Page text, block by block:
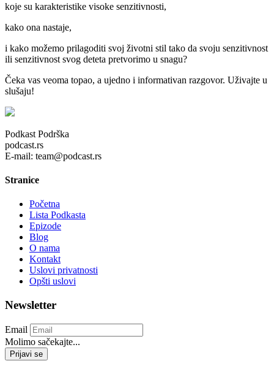
koje su karakteristike visoke senzitivnosti,
kako ona nastaje,
i kako možemo prilagoditi svoj životni stil tako da svoju senzitivnost
ili senzitivnost svog deteta pretvorimo u snagu?
Čeka vas veoma topao, a ujedno i informativan razgovor. Uživajte u
slušaju!
Podkast Podrška
podcast.rs
E-mail: team@podcast.rs
Stranice
Početna
Lista Podkasta
Epizode
Blog
O nama
Kontakt
Uslovi privatnosti
Opšti uslovi
Newsletter
Email
Molimo sačekajte...
Prijavi se